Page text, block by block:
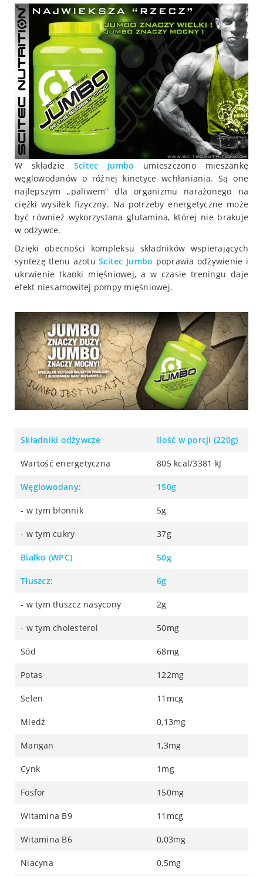
W składzie Scitec Jumbo umieszczono mieszankę
węglowodanów o różnej kinetyce wchłaniania. Są one
najlepszym „paliwem” dla organizmu narażonego na
ciężki wysiłek fizyczny. Na potrzeby energetyczne może
być również wykorzystana glutamina, której nie brakuje
w odżywce.
Dzięki obecności kompleksu składników wspierających
syntezę tlenu azotuScitec Jumbo poprawia odżywienie i
ukrwienie tkanki mięśniowej, a w czasie treningu daje
efekt niesamowitej pompy mięśniowej.
Składniki odżywcze Ilość w porcji (220g)
Wartość energetyczna 805 kcal/3381 kJ
Węglowodany: 150g
- w tym błonnik 5g
- w tym cukry 37g
Białko (WPC) 50g
Tłuszcz: 6g
- w tym tłuszcz nasycony 2g
- w tym cholesterol 50mg
Sód 68mg
Potas 122mg
Selen 11mcg
Miedź 0,13mg
Mangan 1,3mg
Cynk 1mg
Fosfor 150mg
Witamina B9 11mcg
Witamina B6 0,03mg
Niacyna 0,5mg